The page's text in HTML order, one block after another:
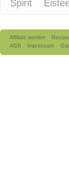
Spirit
Affiliate werden
AGB
Impressum